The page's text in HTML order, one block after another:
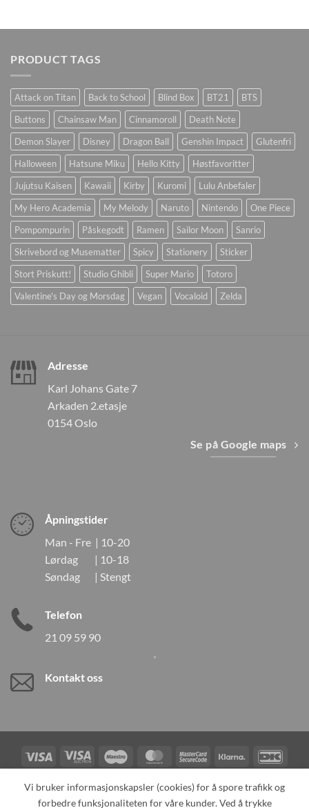
PRODUCT TAGS
Attack on Titan Back to School Blind Box BT21
BTS
Buttons
Chainsaw Man Cinnamoroll
Death Note
Demon Slayer
Disney Dragon Ball Genshin Impact
Glutenfri
Halloween
Hatsune Miku Hello Kitty
Høstfavoritter
Jujutsu Kaisen
Kawaii Kirby Kuromi
Lulu Anbefaler
My Hero Academia
My Melody Naruto Nintendo
One Piece
Pompompurin
Påskegodt Ramen Sailor Moon
Sanrio
Skrivebord og Musematter
Spicy Stationery
Sticker
Stort Priskutt!
Studio Ghibli Super Mario
Totoro
Valentine's Day og Morsdag
Vegan Vocaloid Zelda
Adresse
Karl Johans Gate 7
Arkaden 2.etasje
0154 Oslo
Se på Google maps
Åpningstider
Man - Fre | 10-20
Lørdag | 10-18
Søndag | Stengt
Telefon
21 09 59 90
Kontakt oss
Visa
Visa
Electron
Maestro MasterCardMasterCard
2
Klarna
Card
TILBAKEKALLINGER KONTAKT OSS OM OSS
Vi bruker informasjonskapsler (cookies) for å spore trafikk og
forbedre funksjonaliteten for våre kunder. Ved å trykke